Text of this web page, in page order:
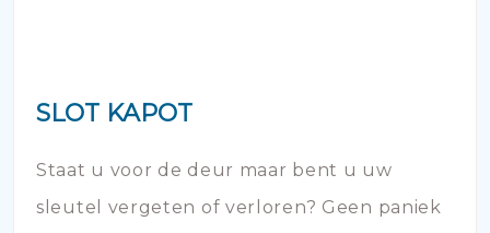
SLOT KAPOT
Staat u voor de deur maar bent u uw
sleutel vergeten of verloren? Geen paniek